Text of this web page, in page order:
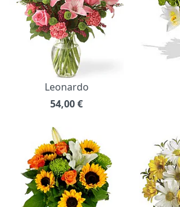
Leonardo
54,00€